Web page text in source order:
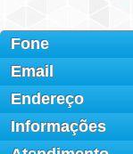
Fone
Email
Endereço
Informações